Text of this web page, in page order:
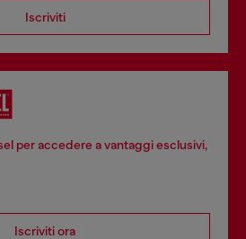
Iscriviti
per accedere a vantaggi esclusivi,
Iscriviti ora